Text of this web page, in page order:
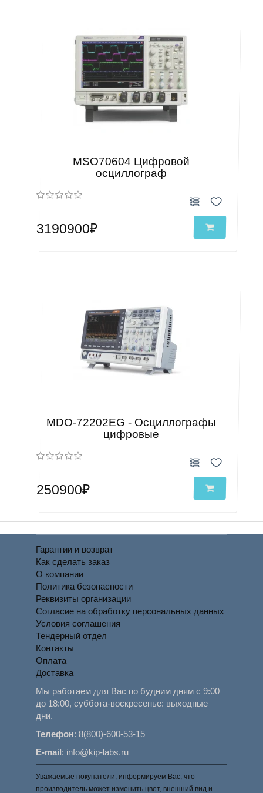
MSO70604 Цифровой
осциллограф
3190900₽
MDO-72202EG - Осциллографы
цифровые
250900₽
Гарантии и возврат
Как сделать заказ
О компании
Политика безопасности
Реквизиты организации
Согласие на обработку персональных данных
Условия соглашения
Тендерный отдел
Контакты
Оплата
Доставка
Мы работаем для Вас по будним дням с 9:00
до 18:00, суббота-воскресенье: выходные
дни.
Телефон:8(800)-600-53-15
E-mail: info@kip-labs.ru
Уважаемые покупатели, информируем Вас, что
производитель может изменить цвет, внешний вид и